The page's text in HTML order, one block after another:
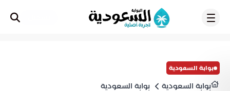
بوابة السعودية
بوابة السعودية بوابة السعودية